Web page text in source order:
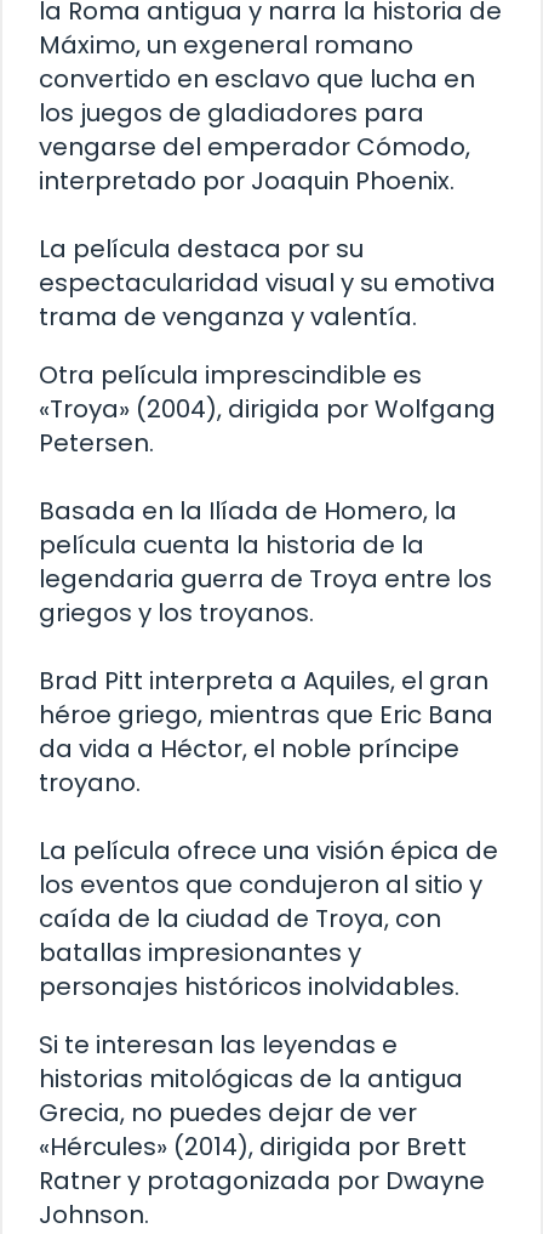
la Roma antigua y narra la historia de
Máximo, un exgeneral romano
convertido en esclavo que lucha en
los juegos de gladiadores para
vengarse del emperador Cómodo,
interpretado por Joaquin Phoenix.
La película destaca por su
espectacularidad visual y su emotiva
trama de venganza y valentía.
Otra película imprescindible es
«Troya» (2004), dirigida por Wolfgang
Petersen.
Basada en la Ilíada de Homero, la
película cuenta la historia de la
legendaria guerra de Troya entre los
griegos y los troyanos.
Brad Pitt interpreta a Aquiles, el gran
héroe griego, mientras que Eric Bana
da vida a Héctor, el noble príncipe
troyano.
La película ofrece una visión épica de
los eventos que condujeron al sitio y
caída de la ciudad de Troya, con
batallas impresionantes y
personajes históricos inolvidables.
Si te interesan las leyendas e
historias mitológicas de la antigua
Grecia, no puedes dejar de ver
«Hércules» (2014), dirigida por Brett
Ratner y protagonizada por Dwayne
Johnson.